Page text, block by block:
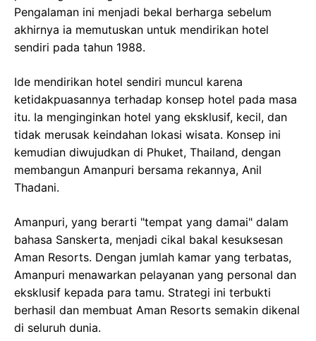
tidak merusak keindahan lokasi wisata. Konsep ini
kemudian diwujudkan di Phuket, Thailand, dengan
membangun Amanpuri bersama rekannya, Anil
Amanpuri, yang berarti "tempat yang damai" dalam
bahasa Sanskerta, menjadi cikal bakal kesuksesan
Aman Resorts. Dengan jumlah kamar yang terbatas,
Amanpuri menawarkan pelayanan yang personal dan
eksklusif kepada para tamu. Strategi ini terbukti
berhasil dan membuat Aman Resorts semakin dikenal
Kini, Aman Resorts telah menjadi salah satu
perusahaan perhotelan terbesar di dunia.
Keberhasilan ini membuktikan bahwa ide cemerlang
seorang anak bangsa dari Sukabumi mampu
menginspirasi dan memberikan kontribusi besar bagi
industri pariwisata global.